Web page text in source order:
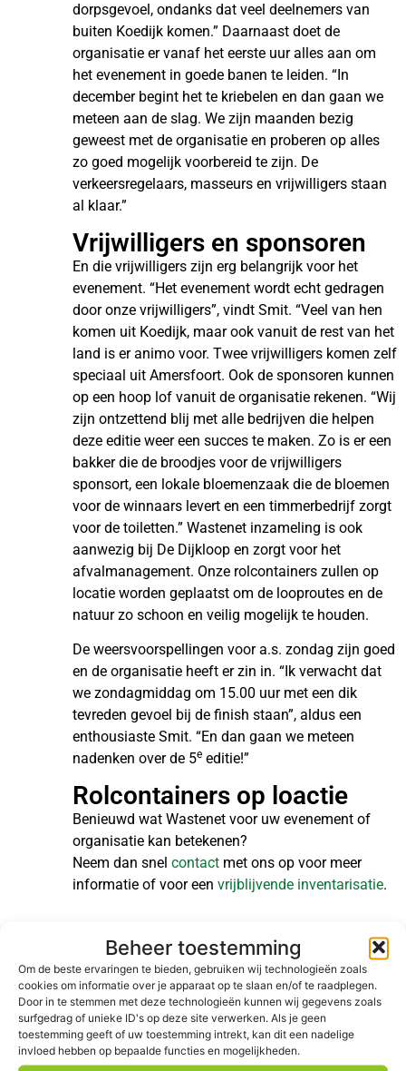
Beheer toestemming
Om de beste ervaringen te bieden, gebruiken wij technologieën zoals
cookies om informatie over je apparaat op te slaan en/of te raadplegen.
Door in te stemmen met deze technologieën kunnen wij gegevens zoals
surfgedrag of unieke ID's op deze site verwerken. Als je geen
toestemming geeft of uw toestemming intrekt, kan dit een nadelige
invloed hebben op bepaalde functies en mogelijkheden.
dorpsgevoel, ondanks dat veel deelnemers van
buiten Koedijk komen.” Daarnaast doet de
organisatie er vanaf het eerste uur alles aan om
het evenement in goede banen te leiden. “In
december begint het te kriebelen en dan gaan we
meteen aan de slag. We zijn maanden bezig
geweest met de organisatie en proberen op alles
zo goed mogelijk voorbereid te zijn. De
verkeersregelaars, masseurs en vrijwilligers staan
al klaar.”
Vrijwilligers en sponsoren
En die vrijwilligers zijn erg belangrijk voor het
evenement. “Het evenement wordt echt gedragen
door onze vrijwilligers”, vindt Smit. “Veel van hen
komen uit Koedijk, maar ook vanuit de rest van het
land is er animo voor. Twee vrijwilligers komen zelf
speciaal uit Amersfoort. Ook de sponsoren kunnen
op een hoop lof vanuit de organisatie rekenen. “Wij
zijn ontzettend blij met alle bedrijven die helpen
deze editie weer een succes te maken. Zo is er een
bakker die de broodjes voor de vrijwilligers
sponsort, een lokale bloemenzaak die de bloemen
voor de winnaars levert en een timmerbedrijf zorgt
voor de toiletten.” Wastenet inzameling is ook
aanwezig bij De Dijkloop en zorgt voor het
afvalmanagement. Onze rolcontainers zullen op
locatie worden geplaatst om de looproutes en de
natuur zo schoon en veilig mogelijk te houden.
De weersvoorspellingen voor a.s. zondag zijn goed
en de organisatie heeft er zin in. “Ik verwacht dat
we zondagmiddag om 15.00 uur met een dik
tevreden gevoel bij de finish staan”, aldus een
enthousiaste Smit. “En dan gaan we meteen
nadenken over de 5e editie!”
Rolcontainers op loactie
Benieuwd wat Wastenet voor uw evenement of
organisatie kan betekenen?
Neem dan snel contact met ons op voor meer
informatie of voor een vrijblijvende inventarisatie.
DUURZAAMHEID